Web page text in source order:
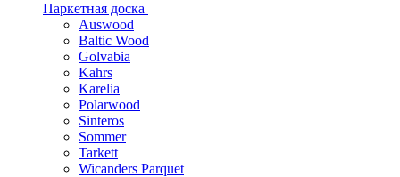
Паркетная доска
Auswood
Baltic Wood
Golvabia
Kahrs
Karelia
Polarwood
Sinteros
Sommer
Tarkett
Wicanders Parquet